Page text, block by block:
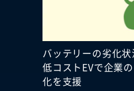
バッテリーの劣化状
低コストEVで企業
化を支援